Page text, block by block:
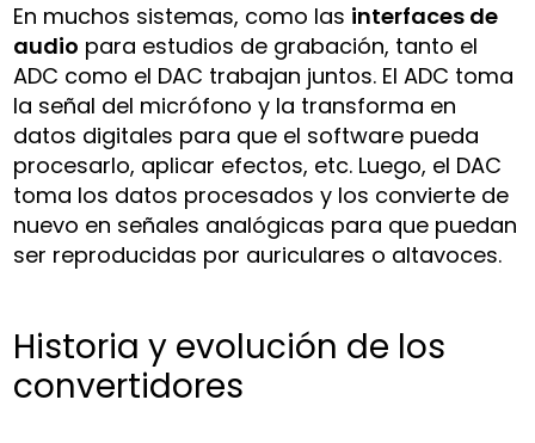
En muchos sistemas, como las interfaces de
audio para estudios de grabación, tanto el
ADC como el DAC trabajan juntos. El ADC toma
la señal del micrófono y la transforma en
datos digitales para que el software pueda
procesarlo, aplicar efectos, etc. Luego, el DAC
toma los datos procesados y los convierte de
nuevo en señales analógicas para que puedan
ser reproducidas por auriculares o altavoces.
Historia y evolución de los
convertidores